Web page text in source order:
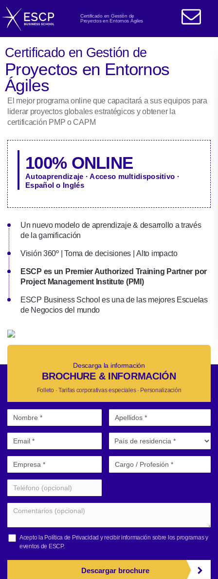
Certificado en Gestión de
Proyectos en Entornos Ágiles
Certificado en Gestión de
Proyectos en Entornos
Ágiles
El mejor programa online que capacitará a sus equipos para
liderar proyectos globales estratégicos y obtener la
certificación PMP o CAPM
100% ONLINE
Autoaprendizaje · Acceso multidispositivo ·
Español o Inglés
Un nuevo modelo de aprendizaje & desarrollo a través
de la gamificación
Visión 360º | Toma de decisiones | Alto impacto
ESCP es un Premier Authorized Training Partner por
Project Management Institute (PMI)
ESCP Business School es una de las mejores Escuelas
de Negocios del mundo
Descarga la información
BROCHURE & INFORMACIÓN
Folleto · Tarifas corporativas especiales · Personalización
Acepto la Política de Privacidad y recibir información sobre los programas y
eventos de ESCP.
Descargar brochure